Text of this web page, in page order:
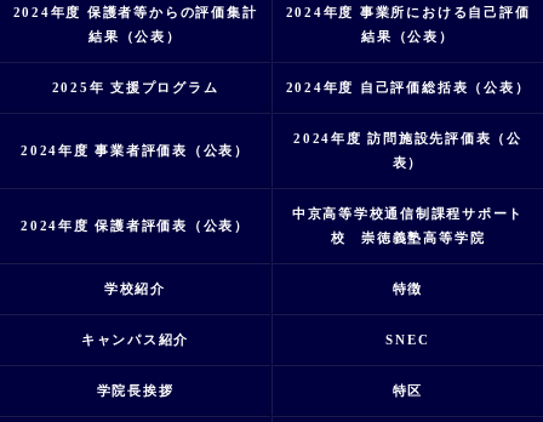
2024年度 保護者等からの評価集計
結果（公表）
2024年度 事業所における自己評価
結果（公表）
2025年 支援プログラム 2024年度 自己評価総括表（公表）
2024年度 事業者評価表（公表）
2024年度 訪問施設先評価表（公
表）
2024年度 保護者評価表（公表）
中京高等学校通信制課程サポート
校 崇徳義塾高等学院
学校紹介 特徴
キャンパス紹介 SNEC
学院長挨拶 特区